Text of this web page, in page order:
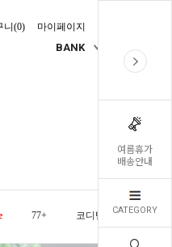
여름휴가
배송안내
CATEGORY
니(0) 마이페이지
BANK
77+ 코디템 오늘발송